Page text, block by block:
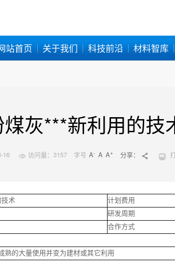
站首页 关于我们 科技前沿 材料智库
灰***新利用的技
16  访问量： 3157 字号 A- A A+ 分享：  
术
计划费用
研发周期
合作方式
熟的大量使用并变为建材或其它利用